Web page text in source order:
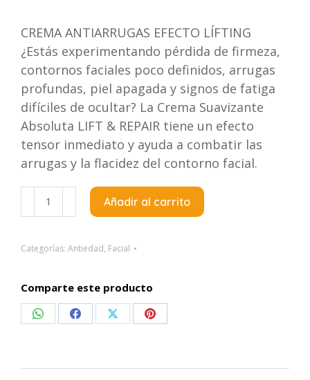
CREMA ANTIARRUGAS EFECTO LÍFTING
¿Estás experimentando pérdida de firmeza,
contornos faciales poco definidos, arrugas
profundas, piel apagada y signos de fatiga
difíciles de ocultar? La Crema Suavizante
Absoluta LIFT & REPAIR tiene un efecto
tensor inmediato y ayuda a combatir las
arrugas y la flacidez del contorno facial.
Esthederm
Lift
Repiar
Smoothing
Cream
50
Añadir al carrito
Categorías: Antiedad, Facial
Comparte este producto
CompartirCompartirCompartirCompartir